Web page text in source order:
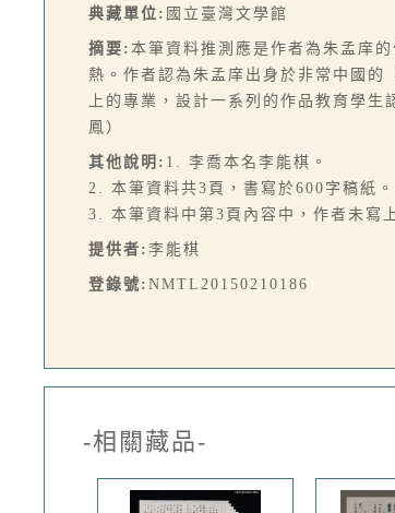
典藏單位: 國立臺灣文學館
摘要: 本筆資料推測應是作者為朱孟庠
熱。作者認為朱孟庠出身於非常中國
上的專業，設計一系列的作品教育學
鳳）
其他說明: 1. 李喬本名李能棋。
2. 本筆資料共3頁，書寫於600字稿紙。
3. 本筆資料中第3頁內容中，作者未寫
提供者: 李能棋
登錄號: NMTL20150210186
-相關藏品-